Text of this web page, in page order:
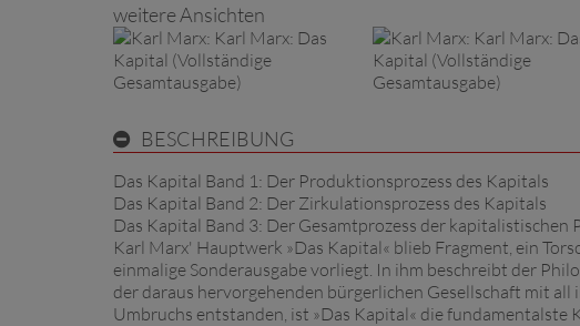
weitere Ansichten
BESCHREIBUNG
Das Kapital Band 1: Der Produktionsprozess des Kapitals
Das Kapital Band 2: Der Zirkulationsprozess des Kapitals
Das Kapital Band 3: Der Gesamtprozess der kapitalistischen
Karl Marx' Hauptwerk »Das Kapital« blieb Fragment, ein
einmalige Sonderausgabe vorliegt. In ihm beschreibt der
der daraus hervorgehenden bürgerlichen Gesellschaft mit
Umbruchs entstanden, ist »Das Kapital« die